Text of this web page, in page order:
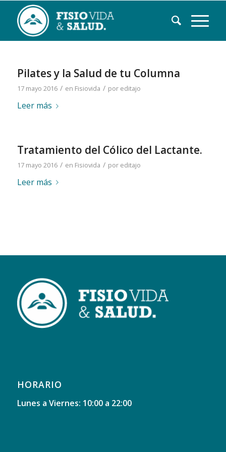
Pilates y la Salud de tu Columna
17 mayo 2016 / en Fisiovida / por editajo
Leer más
Tratamiento del Cólico del Lactante.
17 mayo 2016 / en Fisiovida / por editajo
Leer más
HORARIO
Lunes a Viernes: 10:00 a 22:00